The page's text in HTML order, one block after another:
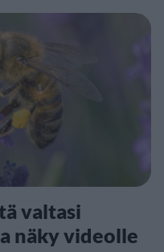
valtasi
näky videolle